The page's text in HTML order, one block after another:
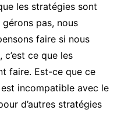
les stratégies sont
pas, nous
faire si nous
ce que les
faire. Est-ce que ce
incompatible avec le
d’autres stratégies